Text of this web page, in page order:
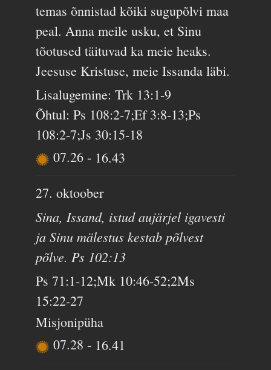
temas õnnistad kõiki sugupõlvi maa
peal. Anna meile usku, et Sinu
tõotused täituvad ka meie heaks.
Jeesuse Kristuse, meie Issanda läbi.
Lisalugemine: Trk 13:1-9
Õhtul: Ps 108:2-7;Ef 3:8-13;Ps
108:2-7;Js 30:15-18
07.26 - 16.43
27. oktoober
Sina, Issand, istud aujärjel igavesti
ja Sinu mälestus kestab põlvest
põlve. Ps 102:13
Ps 71:1-12;Mk 10:46-52;2Ms
15:22-27
Misjonipüha
07.28 - 16.41